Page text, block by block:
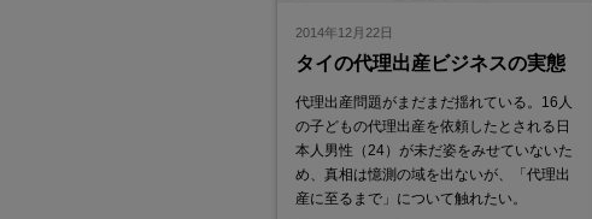
2014年12月22日
タイの代理出産ビジネスの実態
代理出産問題がまだまだ揺れている。16人
の子どもの代理出産を依頼したとされる日
本人男性（24）が未だ姿をみせていないた
め、真相は憶測の域を出ないが、「代理出
産に至るまで」について触れたい。